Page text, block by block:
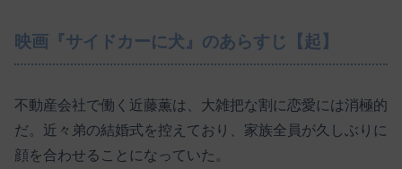
映画『サイドカーに犬』のあらすじ【起】
不動産会社で働く近藤薫は、大雑把な割に恋愛には消極的
だ。近々弟の結婚式を控えており、家族全員が久しぶりに
顔を合わせることになっていた。